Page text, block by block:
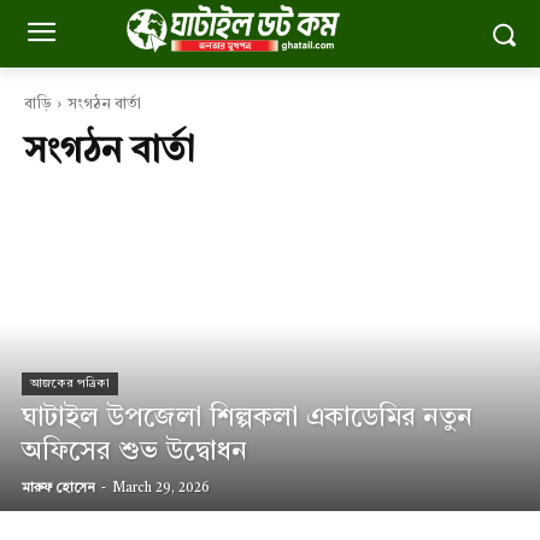
বাড়ি সংগঠন বার্তা
সংগঠন বার্তা
আজকের পত্রিকা
ঘাটাইল উপজেলা শিল্পকলা একাডেমির নতুন
অফিসের শুভ উদ্বোধন
মারুফ হোসেন - March 29, 2026